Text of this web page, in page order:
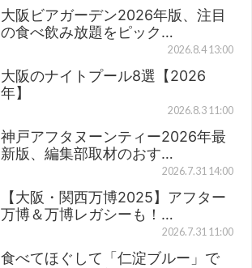
大阪ビアガーデン2026年版、注目
の食べ飲み放題をピック…
2026.8.4 13:00
大阪のナイトプール8選【2026
年】
2026.8.3 11:00
神戸アフタヌーンティー2026年最
新版、編集部取材のおす…
2026.7.31 14:00
【大阪・関西万博2025】アフター
万博＆万博レガシーも！…
2026.7.31 11:00
食べてほぐして「仁淀ブルー」で